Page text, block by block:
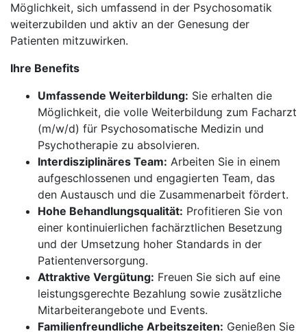
Möglichkeit, sich umfassend in der Psychosomatik
weiterzubilden und aktiv an der Genesung der
Patienten mitzuwirken.
Ihre Benefits
Umfassende Weiterbildung: Sie erhalten die
Möglichkeit, die volle Weiterbildung zum Facharzt
(m/w/d) für Psychosomatische Medizin und
Psychotherapie zu absolvieren.
Interdisziplinäres Team: Arbeiten Sie in einem
aufgeschlossenen und engagierten Team, das
den Austausch und die Zusammenarbeit fördert.
Hohe Behandlungsqualität: Profitieren Sie von
einer kontinuierlichen fachärztlichen Besetzung
und der Umsetzung hoher Standards in der
Patientenversorgung.
Attraktive Vergütung: Freuen Sie sich auf eine
leistungsgerechte Bezahlung sowie zusätzliche
Mitarbeiterangebote und Events.
Familienfreundliche Arbeitszeiten: Genießen Sie